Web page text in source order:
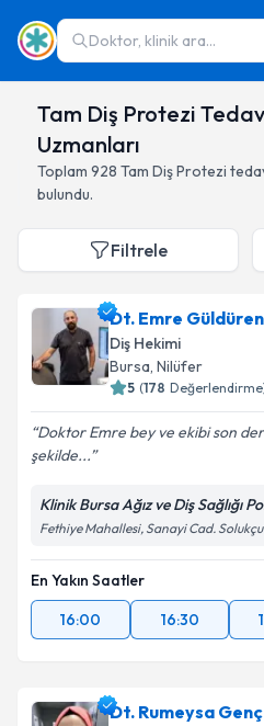
Doktor, klinik ara...
Tam Diş Protezi
Uzmanları
Toplam 928 Tam Diş Protezi
bulundu.
Filtrele
Dt. Emre Güldüren
Diş Hekimi
Bursa, Nilüfer
5 (178
Doktor Emre bey ve ekibi son
şekilde...
Klinik Bursa Ağız ve Diş Sağlığı
Fethiye Mahallesi, Sanayi Cad.
En Yakın Saatler
16:00
16:30
Dt. Rumeysa